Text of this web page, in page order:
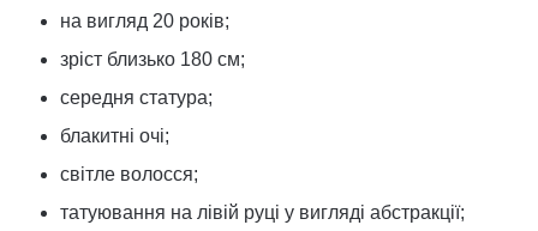
на вигляд 20 років;
зріст близько 180 см;
середня статура;
блакитні очі;
світле волосся;
татуювання на лівій руці у вигляді абстракції;